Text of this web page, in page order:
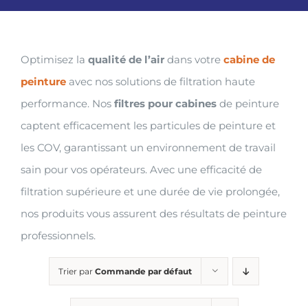
Optimisez la qualité de l’air dans votre cabine de
peinture avec nos solutions de filtration haute
performance. Nos filtres pour cabines de peinture
captent efficacement les particules de peinture et
les COV, garantissant un environnement de travail
sain pour vos opérateurs. Avec une efficacité de
filtration supérieure et une durée de vie prolongée,
nos produits vous assurent des résultats de peinture
professionnels.
Trier par Commande par défaut